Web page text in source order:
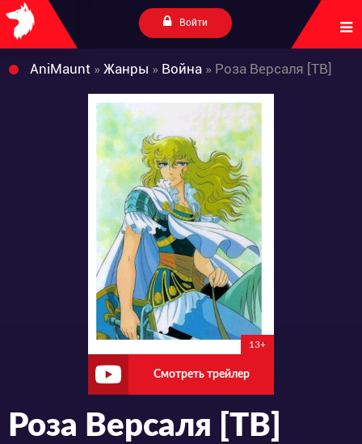
Войти
AniMaunt » Жанры » Война » Роза Версаля [ТВ]
13+
Смотреть трейлер
Роза Версаля [ТВ]